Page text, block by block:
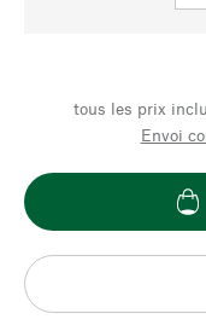
tous les prix
Envoi